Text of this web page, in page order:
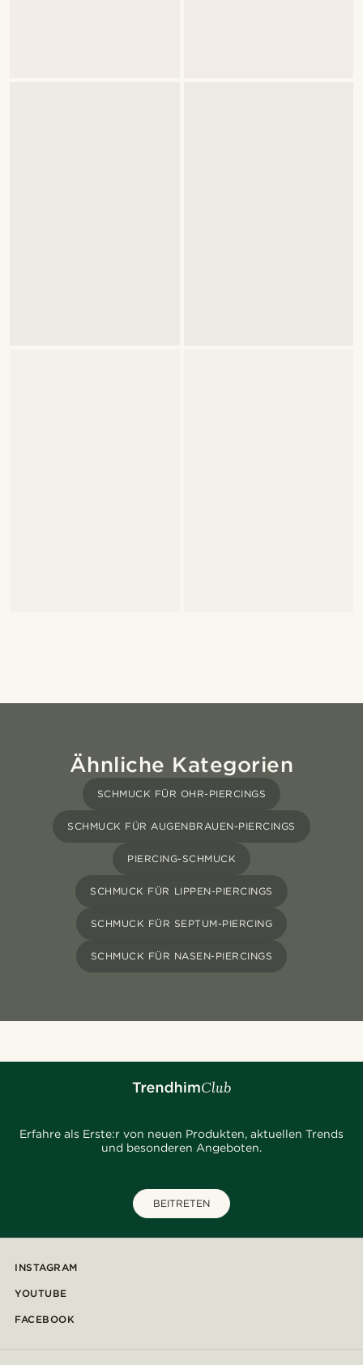
Ähnliche Kategorien
SCHMUCK FÜR OHR-PIERCINGS
SCHMUCK FÜR AUGENBRAUEN-PIERCINGS
PIERCING-SCHMUCK
SCHMUCK FÜR LIPPEN-PIERCINGS
SCHMUCK FÜR SEPTUM-PIERCING
SCHMUCK FÜR NASEN-PIERCINGS
Erfahre als Erste:r von neuen Produkten, aktuellen Trends
und besonderen Angeboten.
BEITRETEN
INSTAGRAM
YOUTUBE
FACEBOOK